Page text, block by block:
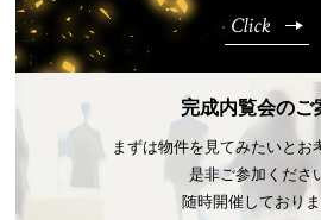
Click
完成内覧会のご
まずは物件を見てみたいとお
是非ご参加くださ
随時開催しておりま